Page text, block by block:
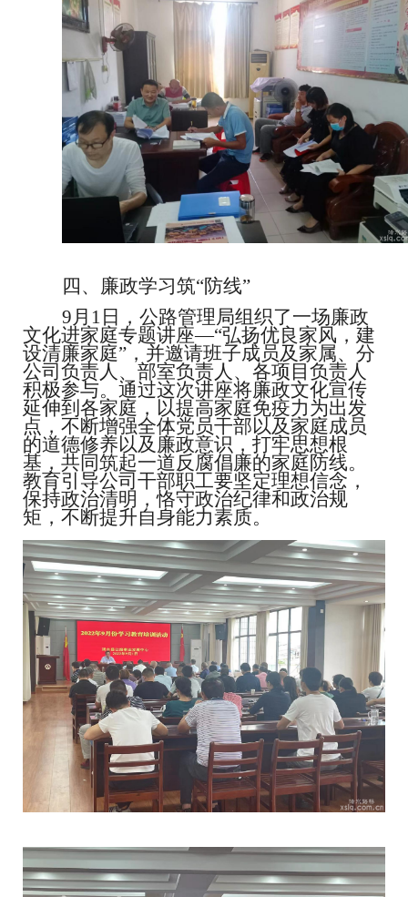
四、廉政学习筑“防线”
9月1日，公路管理局组织了一场廉政
文化进家庭专题讲座—“弘扬优良家风，建
设清廉家庭”，并邀请班子成员及家属、分
公司负责人、部室负责人、各项目负责人
积极参与。通过这次讲座将廉政文化宣传
延伸到各家庭，以提高家庭免疫力为出发
点，不断增强全体党员干部以及家庭成员
的道德修养以及廉政意识，打牢思想根
基，共同筑起一道反腐倡廉的家庭防线。
教育引导公司干部职工要坚定理想信念，
保持政治清明，恪守政治纪律和政治规
矩，不断提升自身能力素质。